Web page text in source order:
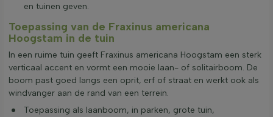
en tuinen geven.
Toepassing van de Fraxinus americana
Hoogstam in de tuin
In een ruime tuin geeft Fraxinus americana Hoogstam een sterk
verticaal accent en vormt een mooie laan- of solitairboom. De
boom past goed langs een oprit, erf of straat en werkt ook als
windvanger aan de rand van een terrein.
Toepassing als laanboom, in parken, grote tuin,